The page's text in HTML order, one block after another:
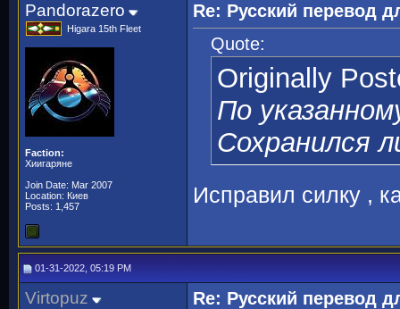
Pandorazero
Higara 15th Fleet
Faction:
Хиигаряне
Join Date: Mar 2007
Location: Киев
Posts: 1,457
Re: Русский перевод
Quote:
Originally
По
Сохранился
Исправил силку ,
01-31-2022, 05:19 PM
Virtopuz
Re: Русский перевод